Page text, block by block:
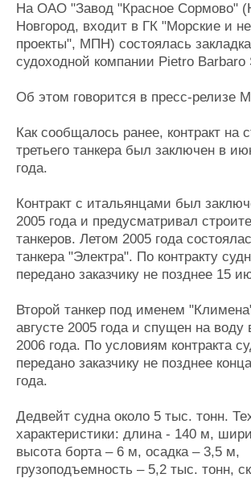
Компании
Репутация
Работа
Крюинг
Журнал
Оборудование
Изделия
Материалы
Конференции
Личности
Словарь
Форум
Отзывы
Все
На ОАО "Завод "Красное Сормово"
Новгород, входит в ГК "Морские и
проекты", МПН) состоялась
судоходной компании Pietro
Об этом говорится в пресс-релизе
Как сообщалось ранее, контракт на
третьего танкера был заключен в
года.
Контракт с итальянцами был
2005 года и предусматривал
танкеров. Летом 2005 года
танкера "Электра". По контракту
передано заказчику не позднее 15
Второй танкер под именем
августе 2005 года и спущен на воду
2006 года. По условиям контракта
передано заказчику не позднее
года.
Дедвейт судна около 5 тыс. тонн.
характеристики: длина - 140 м,
высота борта – 6 м, осадка – 3,5 м,
грузоподъемность – 5,2 тыс. тонн,